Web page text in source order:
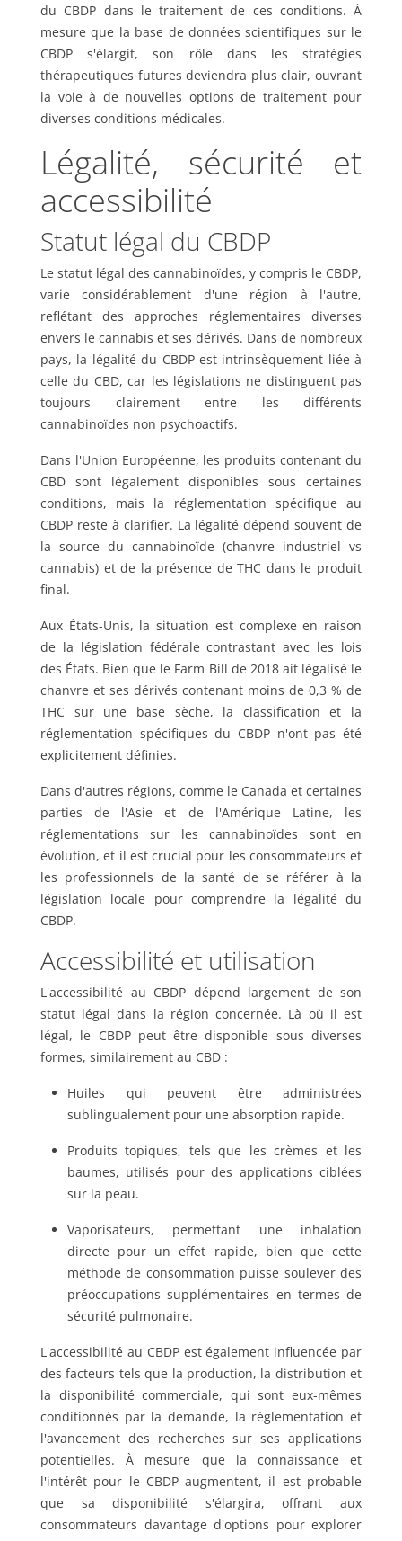
du CBDP dans le traitement de ces conditions. À
mesure que la base de données scientifiques sur le
CBDP s'élargit, son rôle dans les stratégies
thérapeutiques futures deviendra plus clair, ouvrant
la voie à de nouvelles options de traitement pour
diverses conditions médicales.
Légalité, sécurité et
accessibilité
Statut légal du CBDP
Le statut légal des cannabinoïdes, y compris le CBDP,
varie considérablement d'une région à l'autre,
reflétant des approches réglementaires diverses
envers le cannabis et ses dérivés. Dans de nombreux
pays, la légalité du CBDP est intrinsèquement liée à
celle du CBD, car les législations ne distinguent pas
toujours clairement entre les différents
cannabinoïdes non psychoactifs.
Dans l'Union Européenne, les produits contenant du
CBD sont légalement disponibles sous certaines
conditions, mais la réglementation spécifique au
CBDP reste à clarifier. La légalité dépend souvent de
la source du cannabinoïde (chanvre industriel vs
cannabis) et de la présence de THC dans le produit
final.
Aux États-Unis, la situation est complexe en raison
de la législation fédérale contrastant avec les lois
des États. Bien que le Farm Bill de 2018 ait légalisé le
chanvre et ses dérivés contenant moins de 0,3 % de
THC sur une base sèche, la classification et la
réglementation spécifiques du CBDP n'ont pas été
explicitement définies.
Dans d'autres régions, comme le Canada et certaines
parties de l'Asie et de l'Amérique Latine, les
réglementations sur les cannabinoïdes sont en
évolution, et il est crucial pour les consommateurs et
les professionnels de la santé de se référer à la
législation locale pour comprendre la légalité du
CBDP.
Accessibilité et utilisation
L'accessibilité au CBDP dépend largement de son
statut légal dans la région concernée. Là où il est
légal, le CBDP peut être disponible sous diverses
formes, similairement au CBD :
Huiles qui peuvent être administrées
sublingualement pour une absorption rapide.
Produits topiques, tels que les crèmes et les
baumes, utilisés pour des applications ciblées
sur la peau.
Vaporisateurs, permettant une inhalation
directe pour un effet rapide, bien que cette
méthode de consommation puisse soulever des
préoccupations supplémentaires en termes de
sécurité pulmonaire.
L'accessibilité au CBDP est également influencée par
des facteurs tels que la production, la distribution et
la disponibilité commerciale, qui sont eux-mêmes
conditionnés par la demande, la réglementation et
l'avancement des recherches sur ses applications
potentielles. À mesure que la connaissance et
l'intérêt pour le CBDP augmentent, il est probable
que sa disponibilité s'élargira, offrant aux
consommateurs davantage d'options pour explorer